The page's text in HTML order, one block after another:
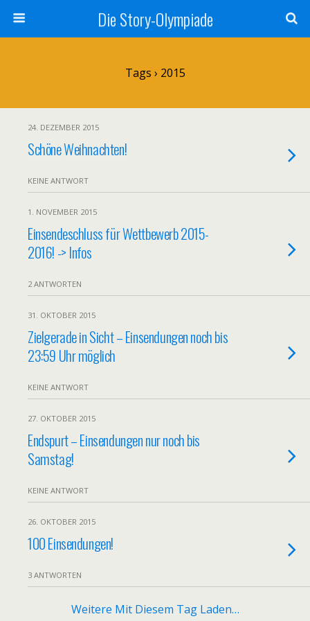
Die Story-Olympiade
Tags › 2015
24. DEZEMBER 2015
Schöne Weihnachten!
KEINE ANTWORT
1. NOVEMBER 2015
Einsendeschluss für Wettbewerb 2015-
2016! -> Infos
2 ANTWORTEN
31. OKTOBER 2015
Zielgerade in Sicht – Einsendungen noch bis
23:59 Uhr möglich
KEINE ANTWORT
27. OKTOBER 2015
Endspurt – Einsendungen nur noch bis
Samstag!
KEINE ANTWORT
26. OKTOBER 2015
100 Einsendungen!
3 ANTWORTEN
Weitere Mit Diesem Tag Laden…